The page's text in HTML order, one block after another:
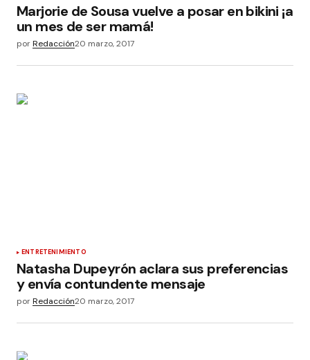
Marjorie de Sousa vuelve a posar en bikini ¡a
un mes de ser mamá!
porRedacción20 marzo, 2017
ENTRETENIMIENTO
Natasha Dupeyrón aclara sus preferencias
y envía contundente mensaje
porRedacción20 marzo, 2017